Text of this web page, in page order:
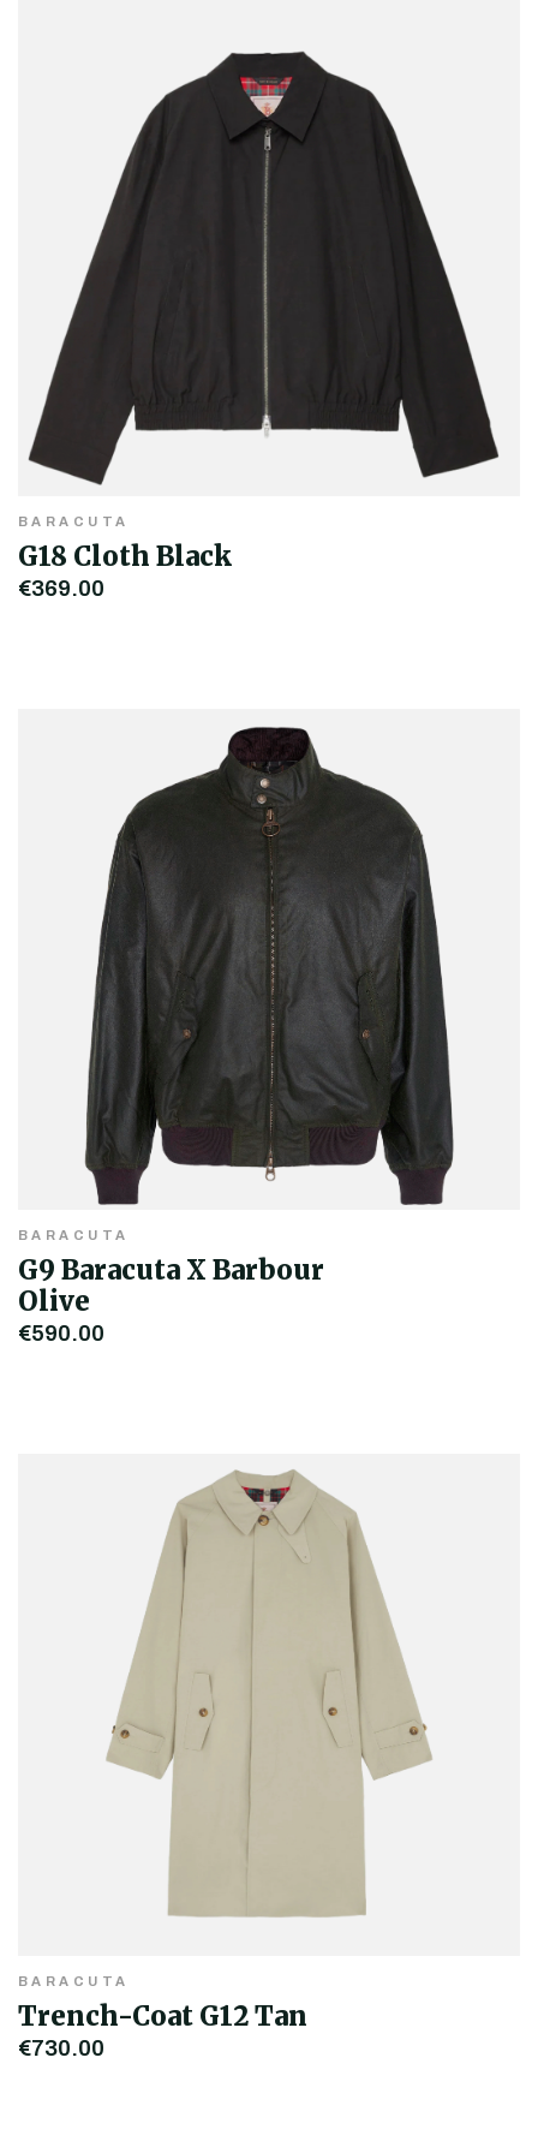
BARACUTA
G18 Cloth Black
€369,00
BARACUTA
G9 Baracuta X Barbour
Olive
€590,00
BARACUTA
Trench-Coat G12 Tan
€730,00